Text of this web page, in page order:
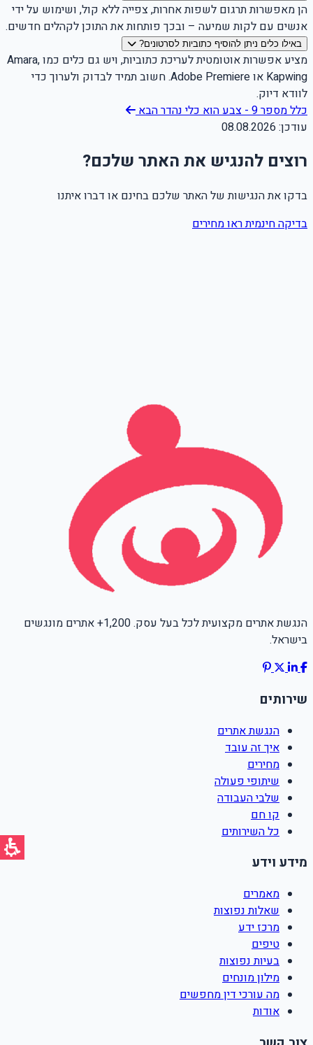
הן מאפשרות תרגום לשפות אחרות, צפייה ללא קול, ושימוש על ידי
אנשים עם לקות שמיעה – ובכך פותחות את התוכן לקהלים חדשים.
באילו כלים ניתן להוסיף כתוביות לסרטונים?
מציע אפשרות אוטומטית לעריכת כתוביות, ויש גם כלים כמו Amara,
Kapwing או Adobe Premiere. חשוב תמיד לבדוק ולערוך כדי
לוודא דיוק.
כלל מספר 9 - צבע הוא כלי נהדר
הבא
עודכן: 08.08.2026
רוצים להנגיש את האתר שלכם?
בדקו את הנגישות של האתר שלכם בחינם או דברו איתנו
בדיקה חינמיתראו מחירים
הנגשת אתרים מקצועית לכל בעל עסק. 1,200+ אתרים מונגשים
בישראל.
שירותים
הנגשת אתרים
איך זה עובד
מחירים
שיתופי פעולה
שלבי העבודה
קו חם
כל השירותים
מידע וידע
מאמרים
שאלות נפוצות
מרכז ידע
טיפים
בעיות נפוצות
מילון מונחים
מה עורכי דין מחפשים
אודות